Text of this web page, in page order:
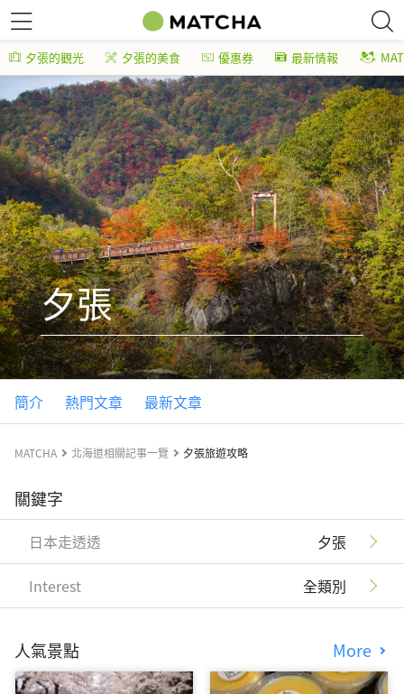
夕張的觀光 夕張的美食 優惠券 最新情報
夕張
簡介 熱門文章 最新文章
MATCHA 北海道相關記事一覽 夕張旅遊攻略
關鍵字
日本走透透 夕張
Interest 全類別
人氣景點 More